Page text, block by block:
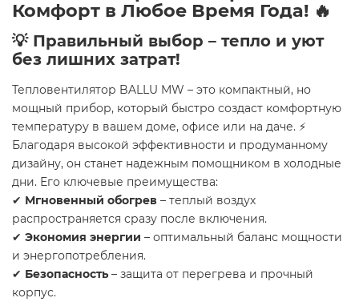
Комфорт в Любое Время Года! 🔥
💡 Правильный выбор – тепло и уют
без лишних затрат!
Тепловентилятор BALLU MW – это компактный, но
мощный прибор, который быстро создаст комфортную
температуру в вашем доме, офисе или на даче. ⚡
Благодаря высокой эффективности и продуманному
дизайну, он станет надежным помощником в холодные
дни. Его ключевые преимущества:
✔ Мгновенный обогрев – теплый воздух
распространяется сразу после включения.
✔ Экономия энергии – оптимальный баланс мощности
и энергопотребления.
✔ Безопасность – защита от перегрева и прочный
корпус.